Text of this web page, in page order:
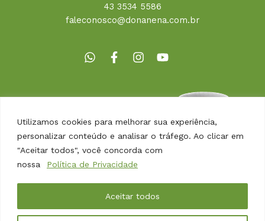
Utilizamos cookies para melhorar sua experiência,
personalizar conteúdo e analisar o tráfego. Ao clicar em
"Aceitar todos", você concorda com
nossa
Política de Privacidade
Aceitar todos
43 3534 5586
faleconosco@donanena.com.br
Copyright © 2026 | Dona Nena Alimentos
Desenvolvido por Agência Arbor